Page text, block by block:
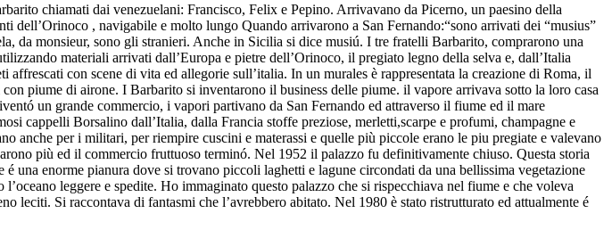
chiamati dai venezuelani: Francisco, Felix e Pepino. Arrivavano da Picerno, un paesino della
, navigabile e molto lungo Quando arrivarono a San Fernando:“sono arrivati dei “musius”
da monsieur, sono gli stranieri. Anche in Sicilia si dice musiú. I tre fratelli Barbarito, comprarono una
materiali arrivati dall’Europa e pietre dell’Orinoco, il pregiato legno della selva e, dall’Italia
con scene di vita ed allegorie sull’italia. In un murales è rappresentata la creazione di Roma, il
piume di airone. I Barbarito si inventarono il business delle piume. il vapore arrivava sotto la loro casa
un grande commercio, i vapori partivano da San Fernando ed attraverso il fiume ed il mare
cappelli Borsalino dall’Italia, dalla Francia stoffe preziose, merletti,scarpe e profumi, champagne e
anche per i militari, per riempire cuscini e materassi e quelle più piccole erano le piu pregiate e valevano
più ed il commercio fruttuoso terminó. Nel 1952 il palazzo fu definitivamente chiuso. Questa storia
una enorme pianura dove si trovano piccoli laghetti e lagune circondati da una bellissima vegetazione
leggere e spedite. Ho immaginato questo palazzo che si rispecchiava nel fiume e che voleva
Si raccontava di fantasmi che l’avrebbero abitato. Nel 1980 è stato ristrutturato ed attualmente é